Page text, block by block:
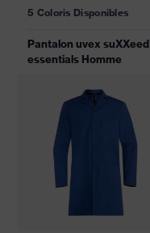
5 Coloris Disponibles
Pantalon uvex suXXeed
essentials Homme